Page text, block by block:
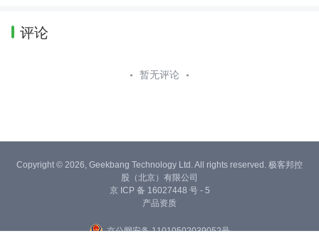
评论
暂无评论
Copyright © 2026, Geekbang Technology Ltd. All rights reserved. 极客邦控
股（北京）有限公司
京 ICP 备 16027448 号 - 5
产品资质
京公网安备 11010502039052号